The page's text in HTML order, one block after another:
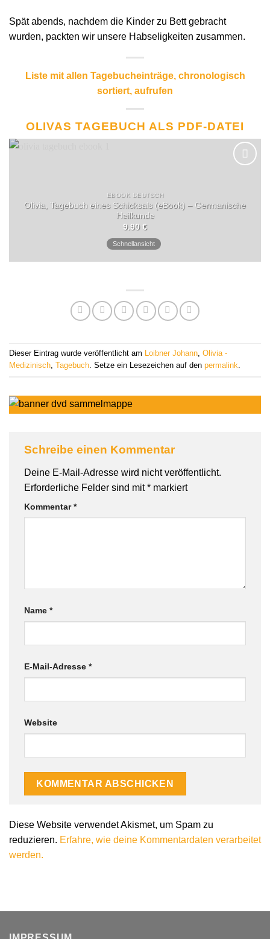
Spät abends, nachdem die Kinder zu Bett gebracht
wurden, packten wir unsere Habseligkeiten zusammen.
Liste mit allen Tagebucheinträge, chronologisch
sortiert, aufrufen
OLIVAS TAGEBUCH ALS PDF-DATEI
EBOOK DEUTSCH
Olivia, Tagebuch eines Schicksals (eBook) – Germanische
Heilkunde
9.90 €
Schnellansicht
Dieser Eintrag wurde veröffentlicht am Loibner Johann, Olivia -
Medizinisch, Tagebuch. Setze ein Lesezeichen auf den permalink.
Schreibe einen Kommentar
Deine E-Mail-Adresse wird nicht veröffentlicht.
Erforderliche Felder sind mit* markiert
Kommentar*
Name *
E-Mail-Adresse *
Website
Diese Website verwendet Akismet, um Spam zu
reduzieren. Erfahre, wie deine Kommentardaten verarbeitet
werden.